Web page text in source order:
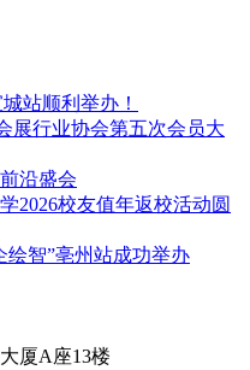
站顺利举办！
展行业协会第五次会员大
沿盛会
2026校友值年返校活动圆
绘智”亳州站成功举办
厦A座13楼